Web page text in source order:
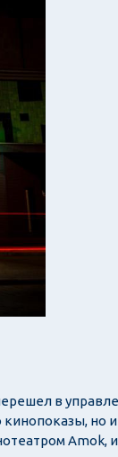
в
кинопоказы, но и
Amok,